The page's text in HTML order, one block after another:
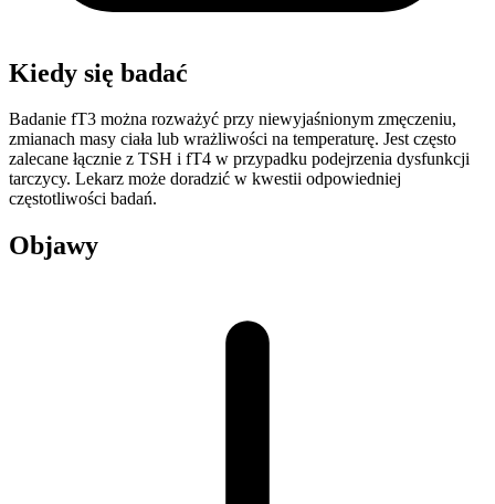
Kiedy się badać
Badanie fT3 można rozważyć przy niewyjaśnionym zmęczeniu,
zmianach masy ciała lub wrażliwości na temperaturę. Jest często
zalecane łącznie z TSH i fT4 w przypadku podejrzenia dysfunkcji
tarczycy. Lekarz może doradzić w kwestii odpowiedniej
częstotliwości badań.
Objawy